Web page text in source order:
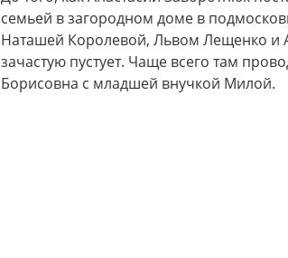
семьей в загородном доме в
Наташей Королевой, Львом Лещенко и
зачастую пустует. Чаще всего там
Борисовна с младшей внучкой Милой.